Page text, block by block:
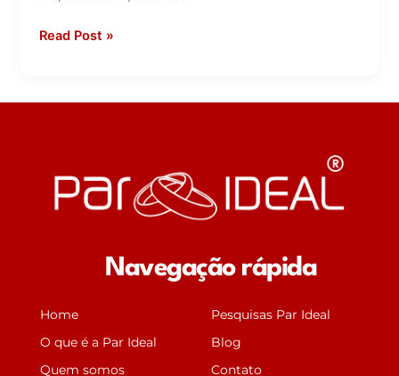
conquista?
Read Post »
Navegação rápida
Home
O que é a Par Ideal
Quem somos
Pesquisas Par Ideal
Blog
Contato